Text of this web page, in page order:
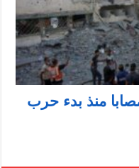
شهيدا و174,250 مصابا منذ بدء حرب